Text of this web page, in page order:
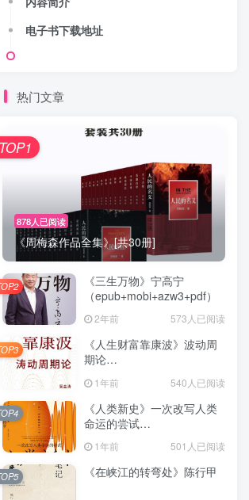
电子书下载地址
热门文章
878人已阅读
《周梅森作品全集》[共30册]
TOP1
《三生万物》宁高宁
（epub+mobi+azw3+pdf）
2年前 573人已阅读
《人生财富靠康波》波动周
期论
1年前 540人已阅读
《人类新史》一次改写人类
命运的尝试
1年前 501人已阅读
《在峡江的转弯处》陈行甲